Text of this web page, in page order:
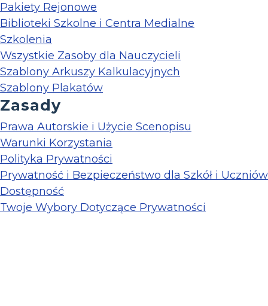
Pakiety Rejonowe
Biblioteki Szkolne i Centra Medialne
Szkolenia
Wszystkie Zasoby dla Nauczycieli
Szablony Arkuszy Kalkulacyjnych
Szablony Plakatów
Zasady
Prawa Autorskie i Użycie Scenopisu
Warunki Korzystania
Polityka Prywatności
Prywatność i Bezpieczeństwo dla Szkół i Uczniów
Dostępność
Twoje Wybory Dotyczące Prywatności